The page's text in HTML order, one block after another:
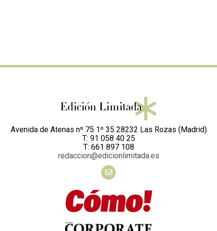
Avenida de Atenas nº 75 1º 35 28232 Las Rozas (Madrid)
T: 91 058 40 25
T: 661 897 108
redaccion@edicionlimitada.es